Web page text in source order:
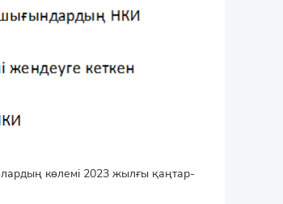
көлемі 2023 жылғы қаңтар-